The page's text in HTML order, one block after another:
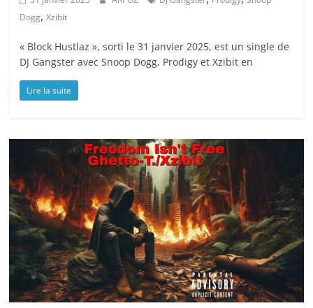
Dogg,Xzibit
« Block Hustlaz », sorti le 31 janvier 2025, est un single de
DJ Gangster avec Snoop Dogg, Prodigy et Xzibit en
Lire la suite